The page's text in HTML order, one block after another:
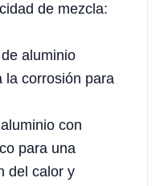
de mezcla:
aluminio
la corrosión para
con
para una
del calor y